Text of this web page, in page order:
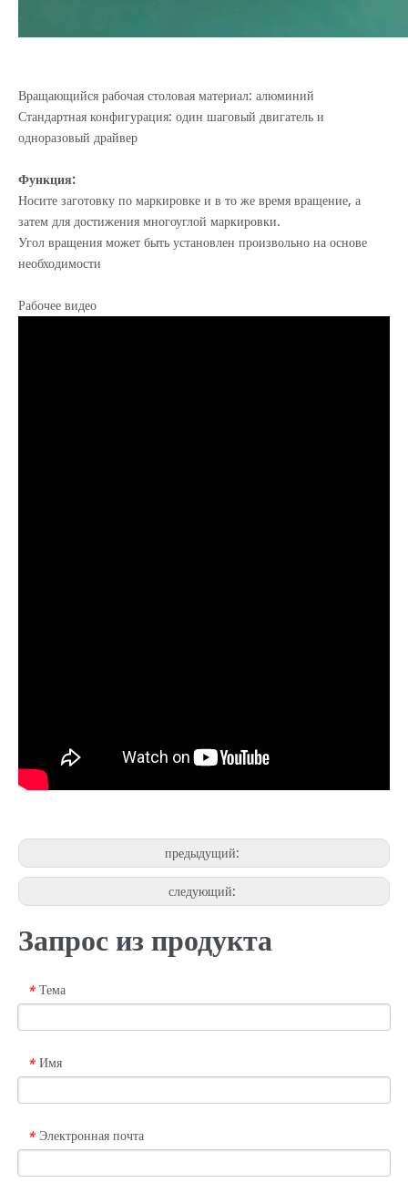
Вращающийся рабочая столовая материал: алюминий
Стандартная конфигурация: один шаговый двигатель и
одноразовый драйвер
Функция:
Носите заготовку по маркировке и в то же время вращение, а
затем для достижения многоуглой маркировки.
Угол вращения может быть установлен произвольно на основе
необходимости
Рабочее видео
предыдущий:
следующий:
Запрос из продукта
* Тема
* Имя
* Электронная почта